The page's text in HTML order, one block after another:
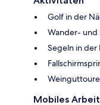
Golf in der
Wander- und
Segeln in der
Mobiles